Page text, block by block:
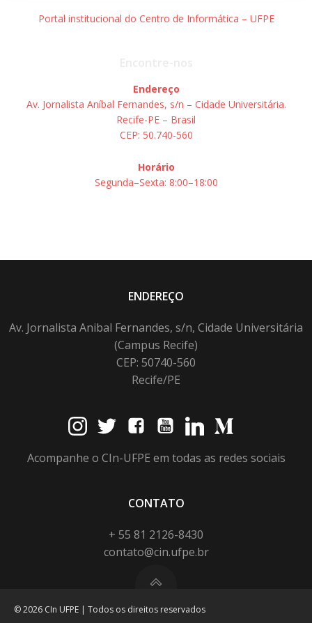
Portal institucional do Centro de Informática – UFPE
Endereço
Av. Jornalista Aníbal Fernandes, s/n – Cidade Universitária.
Recife-PE – Brasil
CEP: 50.740-560
Horário
Segunda–Sexta: 8:00–18:00
ENDEREÇO
Av. Jornalista Anibal Fernandes, s/n, Cidade Universitária
(Campus Recife)
CEP: 50740-560
Recife/PE
Acompanhe o CIn-UFPE em todas as redes sociais
CONTATO
+ 55 81 2126-8430
contato@cin.ufpe.br
© 2026 CIn UFPE | Todos os direitos reservados